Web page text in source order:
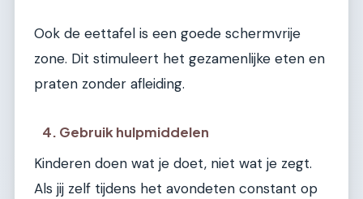
Ook de eettafel is een goede schermvrije
zone. Dit stimuleert het gezamenlijke eten en
praten zonder afleiding.
4. Gebruik hulpmiddelen
Kinderen doen wat je doet, niet wat je zegt.
Als jij zelf tijdens het avondeten constant op